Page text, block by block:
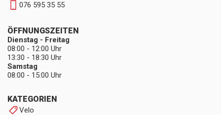
076 595 35 55
KATEGORIEN
Velo
ÖFFNUNGSZEITEN
Dienstag - Freitag
08:00 - 12:00 Uhr
13:30 - 18:30 Uhr
Samstag
08:00 - 15:00 Uhr